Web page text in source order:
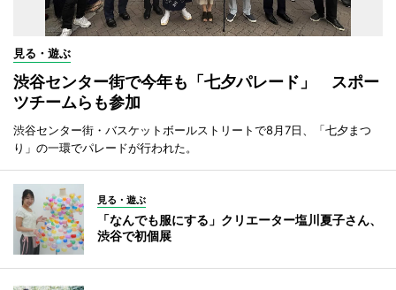
見る・遊ぶ
渋谷センター街で今年も「七夕パレード」 スポー
ツチームらも参加
渋谷センター街・バスケットボールストリートで8月7日、「七夕まつ
り」の一環でパレードが行われた。
見る・遊ぶ
「なんでも服にする」クリエーター塩川夏子さん、
渋谷で初個展